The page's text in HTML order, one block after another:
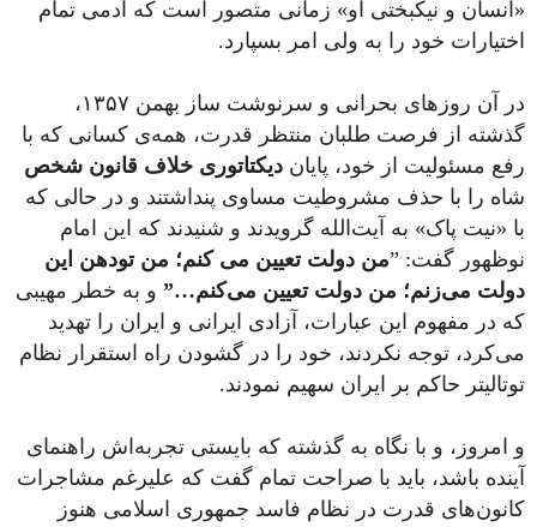
«انسان و نیکبختی او» زمانی متصور است که آدمی تمام
اختیارات خود را به ولی امر بسپارد.
در آن روزهای بحرانی و سرنوشت ساز بهمن ۱۳۵۷،
گذشته از فرصت طلبان منتظر قدرت، همه‌ی کسانی که با
رفع مسئولیت از خود، پایان دیکتاتوری خلاف قانون شخص
شاه را با حذف مشروطیت مساوی پنداشتند و در حالی که
با «نیت پاک» به آیت‌الله گرویدند و شنیدند که این امام
نوظهور گفت: ”من دولت تعیین می کنم؛ من تودهن این
دولت می‌زنم؛ من دولت تعیین می‌کنم…” و به خطر مهیبی
که در مفهوم این عبارات، آزادی ایرانی و ایران را تهدید
می‌کرد، توجه نکردند، خود را در گشودن راه استقرار نظام
توتالیتر حاکم بر ایران سهیم نمودند.
و امروز، و با نگاه به گذشته که بایستی تجربه‌اش راهنمای
آینده باشد، باید با صراحت تمام گفت که علیرغم مشاجرات
کانون‌های قدرت در نظام فاسد جمهوری اسلامی هنوز